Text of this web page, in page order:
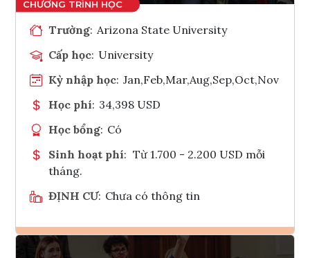
Trường: Arizona State University
Cấp học: University
Kỳ nhập học: Jan,Feb,Mar,Aug,Sep,Oct,Nov
Học phí: 34,398 USD
Học bổng: Có
Sinh hoạt phí: Từ 1.700 - 2.200 USD mỗi
tháng.
ĐỊNH CƯ: Chưa có thông tin